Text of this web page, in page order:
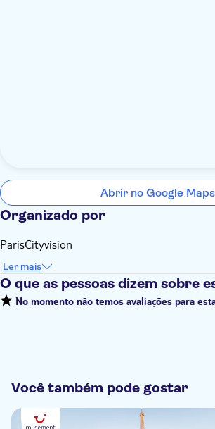
Abrir no Google Maps
Organizado por
ParisCityvision
Ler mais
O que as pessoas dizem sobre
No momento não temos avaliações para
Você também pode gostar